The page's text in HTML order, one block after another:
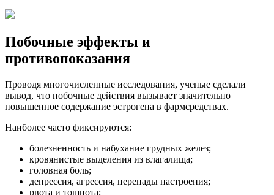
Побочные эффекты и
противопоказания
Проводя многочисленные исследования, ученые сделали
вывод, что побочные действия вызывает значительно
повышенное содержание эстрогена в фармсредствах.
Наиболее часто фиксируются:
болезненность и набухание грудных желез;
кровянистые выделения из влагалища;
головная боль;
депрессия, агрессия, перепады настроения;
рвота и тошнота;